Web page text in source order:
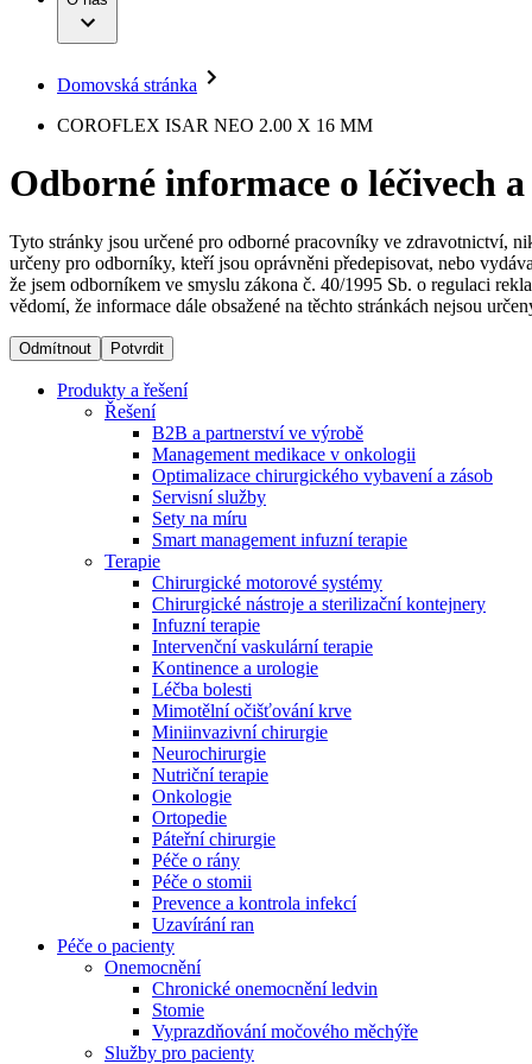
Léčba bolesti
Mimotělní očišťování krve
Neurochirurgie
Onkologie
Ortopedie
Péče o rány
Péče o stomii
Prevence a kontrola infekcí
Uzavírání ran
Terapie
Onemocnění
B. Braun Avitum
Vaše příležitost​
Nabídky pracovních míst
Objevte své kariérní příležitosti ​v B. Braun. Vyhledejte náš trh
Média
Tiskové zprávy
Kontakt
Registrace k odběru newsletteru
Společnost
Odpovědnost
Domovská stránka
COROFLEX ISAR NEO 2.00 X 16 MM
Odborné informace o léčivech
Tyto stránky jsou určené pro odborné pracovníky ve zdravotnictví,
určeny pro odborníky, kteří jsou oprávněni předepisovat, nebo
že jsem odborníkem ve smyslu zákona č. 40/1995 Sb. o regulaci
vědomí, že informace dále obsažené na těchto stránkách nejsou
Odmítnout Potvrdit
Produkty a řešení
Řešení
B2B a partnerství ve výrobě
Management medikace v onkologii
Optimalizace chirurgického vybavení a zásob
Servisní služby
Sety na míru
Smart management infuzní terapie​
Terapie
Chirurgické motorové systémy
Chirurgické nástroje a sterilizační kontejnery
Infuzní terapie
Intervenční vaskulární terapie
Kontinence a urologie
Léčba bolesti
Mimotělní očišťování krve
Miniinvazivní chirurgie
Neurochirurgie
Nutriční terapie
Onkologie
Ortopedie
Páteřní chirurgie
Péče o rány
Péče o stomii
Prevence a kontrola infekcí
Uzavírání ran
Péče o pacienty
Onemocnění
Chronické onemocnění ledvin
Stomie
Vyprazdňování močového měchýře
Služby pro pacienty